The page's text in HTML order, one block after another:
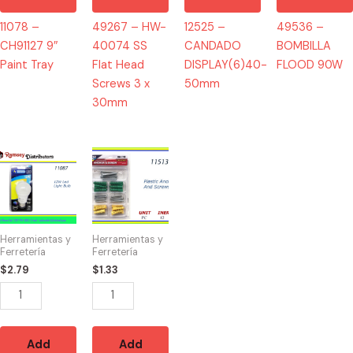
11078 –
CH91127 9″
Paint Tray
49267 – HW-
40074 SS
Flat Head
Screws 3 x
30mm
12525 –
CANDADO
DISPLAY(6)40-
50mm
49536 –
BOMBILLA
FLOOD 90W
Herramientas y
Ferretería
$2.79
11087
CH87492
12W
LED
LIGHT
BULB
quantity
Add
Herramientas y
Ferretería
$1.33
11513
-
HW-
7719
Plastic
Anchors
And
Screws
quantity
Add